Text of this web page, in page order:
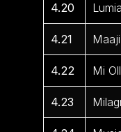
4.20
4.21
4.22 Mi
4.23